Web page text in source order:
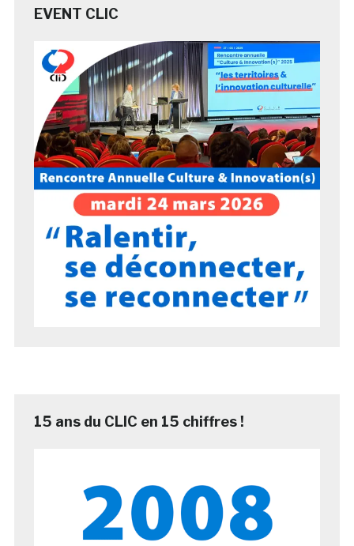
EVENT CLIC
15 ans du CLIC en 15 chiffres !